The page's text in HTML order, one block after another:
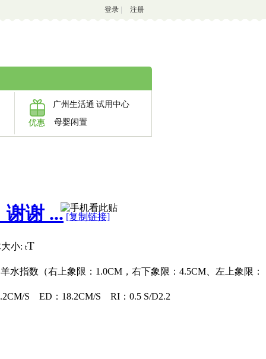
登录 注册
优惠
广州生活通 试用中心
母婴闲置
谢 ... [复制链接]
小: tT
水指数（右上象限：1.0CM，右下象限：4.5CM、左上象限：
S ED：18.2CM/S RI：0.5 S/D2.2